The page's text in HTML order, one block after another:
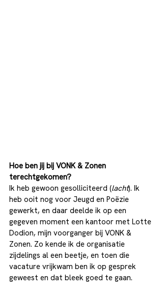
Hoe ben jij bij VONK & Zonen
terechtgekomen?
Ik heb gewoon gesolliciteerd (lacht). Ik
heb ooit nog voor Jeugd en Poëzie
gewerkt, en daar deelde ik op een
gegeven moment een kantoor met Lotte
Dodion, mijn voorganger bij VONK &
Zonen. Zo kende ik de organisatie
zijdelings al een beetje, en toen die
vacature vrijkwam ben ik op gesprek
geweest en dat bleek goed te gaan.